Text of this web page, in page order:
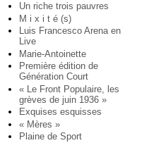
Un riche trois pauvres
M i x i t é (s)
Luis Francesco Arena en
Live
Marie-Antoinette
Première édition de
Génération Court
« Le Front Populaire, les
grèves de juin 1936 »
Exquises esquisses
« Mères »
Plaine de Sport